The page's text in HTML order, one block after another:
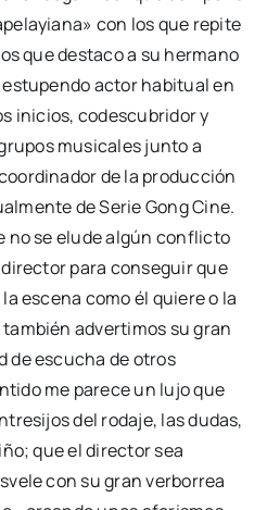
con los que repite
que destaco a su hermano
actor habitual en
inicios, codescubridor y
musicales junto a
de la producción
de Serie Gong Cine.
no se elude algún conflicto
para conseguir que
escena como él quiere o la
advertimos su gran
de escucha de otros
me parece un lujo que
del rodaje, las dudas,
que el director sea
con su gran verborrea